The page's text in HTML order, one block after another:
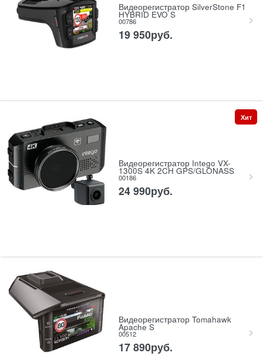
Видеорегистратор SilverStone F1
HYBRID EVO S
00786
19 950руб.
Видеорегистратор Intego VX-
1300S 4K 2CH GPS/GLONASS
00186
24 990руб.
Хит
Видеорегистратор Tomahawk
Apache S
00512
17 890руб.